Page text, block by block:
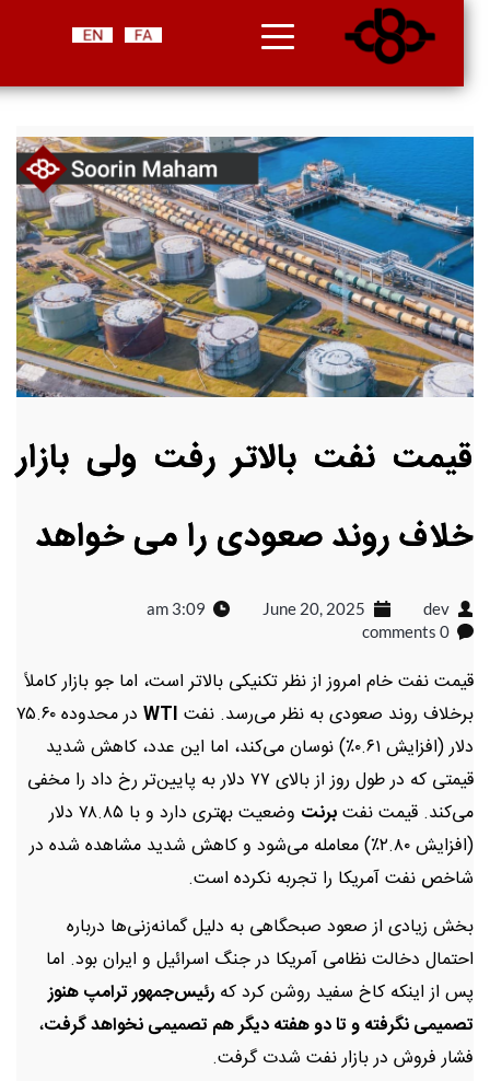
قیمت نفت بالاتر رفت ولی بازار
خلاف روند صعودی را می خواهد
dev
June 20, 2025
3:09 am
0 comments
قیمت نفت خام امروز از نظر تکنیکی بالاتر است، اما جو بازار کاملاً
برخلاف روند صعودی به نظر می‌رسد. نفت WTI
در محدوده ۷۵.۶۰
دلار (افزایش ۰.۶۱٪) نوسان می‌کند، اما این عدد، کاهش شدید
قیمتی که در طول روز از بالای ۷۷ دلار به پایین‌تر رخ داد را مخفی
می‌کند. قیمت نفتبرنت
وضعیت بهتری دارد و با ۷۸.۸۵ دلار
(افزایش ۲.۸۰٪) معامله می‌شود و کاهش شدید مشاهده شده در
شاخص نفت آمریکا را تجربه نکرده است.
بخش زیادی از صعود صبحگاهی به دلیل گمانه‌زنی‌ها درباره
احتمال دخالت نظامی آمریکا در جنگ اسرائیل و ایران بود. اما
پس از اینکه کاخ سفید روشن کرد که رئیس‌جمهور ترامپ هنوز
تصمیمی نگرفته و تا دو هفته دیگر هم تصمیمی نخواهد گرفت،
فشار فروش در بازار نفت شدت گرفت.